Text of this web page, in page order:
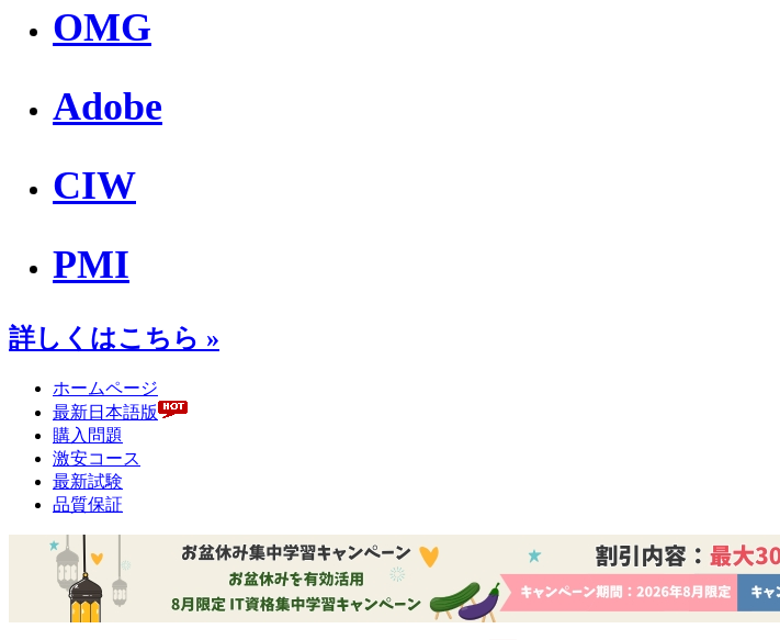
OMG
Adobe
CIW
PMI
詳しくはこちら »
ホームページ
最新日本語版
購入問題
激安コース
最新試験
品質保証